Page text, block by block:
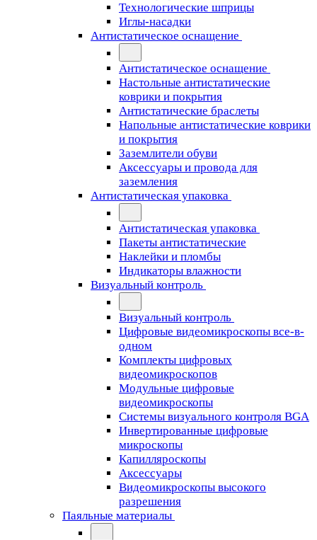
Технологические шприцы
Иглы-насадки
Антистатическое оснащение
Антистатическое оснащение
Настольные антистатические
коврики и покрытия
Антистатические браслеты
Напольные антистатические коврики
и покрытия
Заземлители обуви
Аксессуары и провода для
заземления
Антистатическая упаковка
Антистатическая упаковка
Пакеты антистатические
Наклейки и пломбы
Индикаторы влажности
Визуальный контроль
Визуальный контроль
Цифровые видеомикроскопы все-в-
одном
Комплекты цифровых
видеомикроскопов
Модульные цифровые
видеомикроскопы
Cистемы визуального контроля BGA
Инвертированные цифровые
микроскопы
Капилляроскопы
Аксессуары
Видеомикроскопы высокого
разрешения
Паяльные материалы